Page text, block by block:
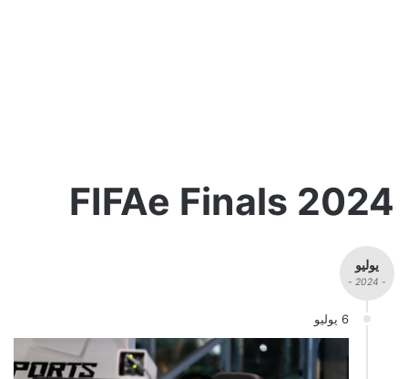
FIFAe Finals 2024
يوليو
- 2024 -
6 يوليو